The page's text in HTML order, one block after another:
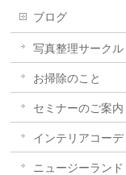
ブログ
写真整理サークル
お掃除のこと
セミナーのご案内
インテリアコー
ニュージーランド